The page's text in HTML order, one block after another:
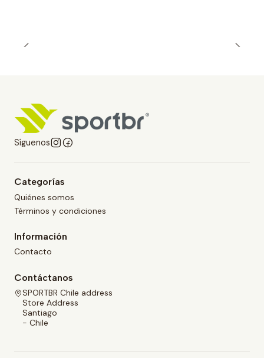
Síguenos
Categorías
Quiénes somos
Términos y condiciones
Información
Contacto
Contáctanos
SPORTBR Chile address
Store Address
Santiago
- Chile